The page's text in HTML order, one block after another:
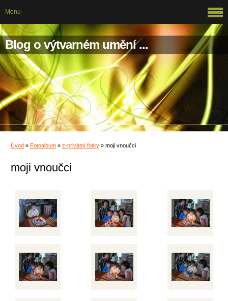
Blog o výtvarném umění ...
Úvod » Fotoalbum » z-privátní fotky » moji vnoučci
moji vnoučci
Menu